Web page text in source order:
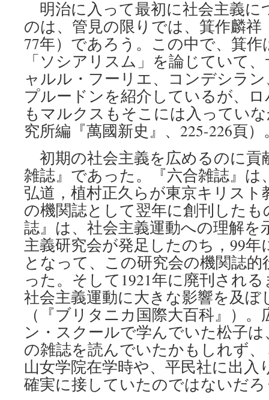
明治に入って最初に社会主義に
のは、管見の限りでは、箕作麟祥
77年）であろう。この中で、箕作
「ソシアリスム」を論じていて
ャルル・フーリエ、コンデシラ
プルードンを紹介しているが、
もマルクスもそこには入ってい
究所編『萬國新史』、225-226頁）
初期の社会主義を広めるのに貢
雑誌』であった。『六合雑誌』は
弘道，植村正久らが東京キリスト
の機関誌として翌年に創刊した
誌』は、社会主義運動への理解を
主義研究会が発足したのち，99
となって、この研究会の機関誌
った。そして1921年に廃刊され
社会主義運動に大きな影響を及
（『ブリタニカ国際大百科』）
ン・スクールで学んでいた松子
の雑誌を読んでいたかもしれず
山女学院在学時や、平民社に出
確実に接していたのではないだ